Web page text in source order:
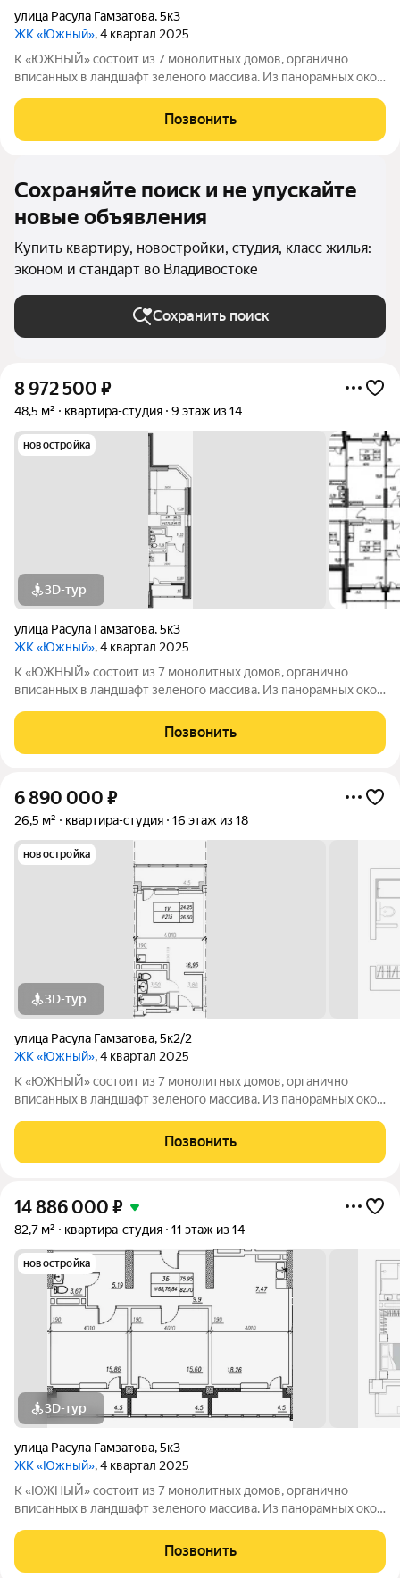
улица Расула Гамзатова,5к3
ЖК «Южный», 4 квартал 2025
К «ЮЖНЫЙ» состоит из 7 монолитных домов, органично
вписанных в ландшафт зеленого массива. Из панорамных окон
Благоустроенная территория и современная инфраструктура
создадут все условия для вашей
Позвонить
Сохраняйте поиск и не упускайте
новые объявления
Купить квартиру, новостройки, студия, класс жилья:
эконом и стандарт во Владивостоке
Сохранить поиск
8 972 500 ₽
48,5 м² квартира-студия 9 этаж из 14
новостройка
3D-тур
улица Расула Гамзатова,5к3
ЖК «Южный», 4 квартал 2025
К «ЮЖНЫЙ» состоит из 7 монолитных домов, органично
вписанных в ландшафт зеленого массива. Из панорамных окон
Благоустроенная территория и современная инфраструктура
создадут все условия для вашей
Позвонить
6 890 000 ₽
26,5 м² квартира-студия 16 этаж из 18
новостройка
3D-тур
улица Расула Гамзатова,5к2/2
ЖК «Южный», 4 квартал 2025
К «ЮЖНЫЙ» состоит из 7 монолитных домов, органично
вписанных в ландшафт зеленого массива. Из панорамных окон
Благоустроенная территория и современная инфраструктура
создадут все условия для вашей
Позвонить
14 886 000 ₽
82,7 м² квартира-студия 11 этаж из 14
новостройка
3D-тур
улица Расула Гамзатова,5к3
ЖК «Южный», 4 квартал 2025
К «ЮЖНЫЙ» состоит из 7 монолитных домов, органично
вписанных в ландшафт зеленого массива. Из панорамных окон
Благоустроенная территория и современная инфраструктура
создадут все условия для вашей
Позвонить